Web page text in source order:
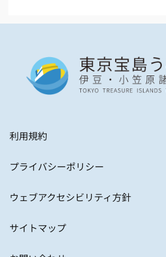
利用規約
プライバシーポリシー
ウェブアクセシビリティ方針
サイトマップ